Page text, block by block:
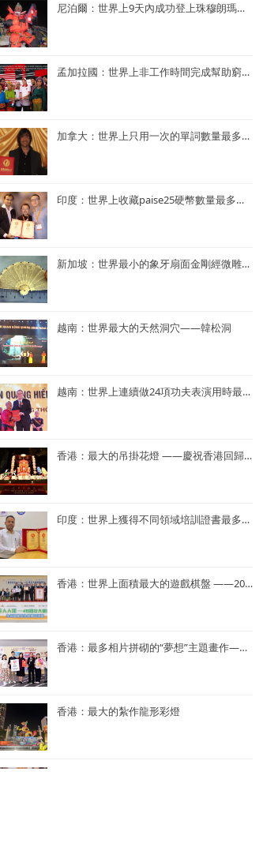
尼泊爾：世界上9天內成功登上珠穆朗瑪峰次數最多—— Kame Sherpa
孟加拉國：世界上非工作時間完成幫助窮人的項目最多的央行行長——孟加拉央行行長Atiur Rahman博士
加拿大：世界上只用一次的單詞數量最多的小說——《Je ne le repeterai pas》
印度：世界上收藏paise25硬幣數量最多的人—— Mr. Rahul G. Keshwani
新加坡：世界最小的象牙扇面金剛經微雕——董重慶收藏的象牙扇面金剛經微雕
越南：世界最大的天然洞穴——韓松洞
越南：世界上連續做24項功夫表演用時最短——NGUYEN QUANG HIEN
香港：最大的吊掛花燈 ——慶祝香港回歸25周年花燈
印度：世界上獲得不同領域培訓證書最多——Dr. Navneet Kumar
香港：世界上面積最大的遊戲棋盤 ——2023年「國家安全人人知—415 國安大棋盤齊齊玩」
香港：最多相片拼砌的“夢想”主題畫作——半島青年商會55周年「拼出夢相」慶祝活動
香港：最大的紮作龍形彩燈